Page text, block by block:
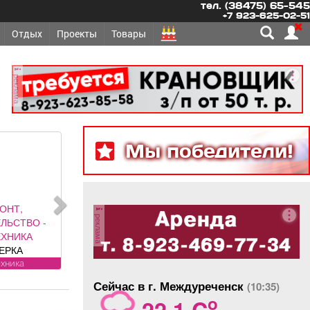
тел. (38475) 65-545
+7 923-625-02-51
Отдых Проекты Товары
реклама
-
под
ворота (от
Мы победители!
реклама
Сейчас в г. Междуреченск (10:35)
o